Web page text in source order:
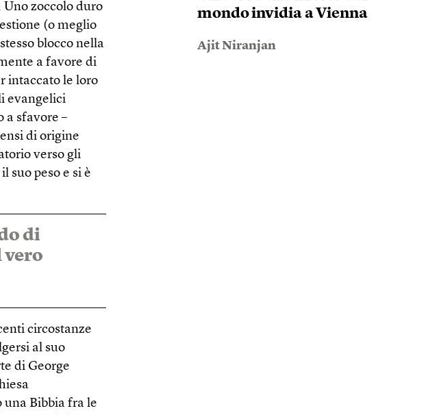
Uno zoccolo duro
(o meglio
blocco nella
a favore di
intaccato le loro
evangelici
a sfavore –
di origine
verso gli
suo peso e si è
di
vero
circostanze
al suo
di George
una Bibbia fra le
mondo invidia a Vienna
Ajit Niranjan